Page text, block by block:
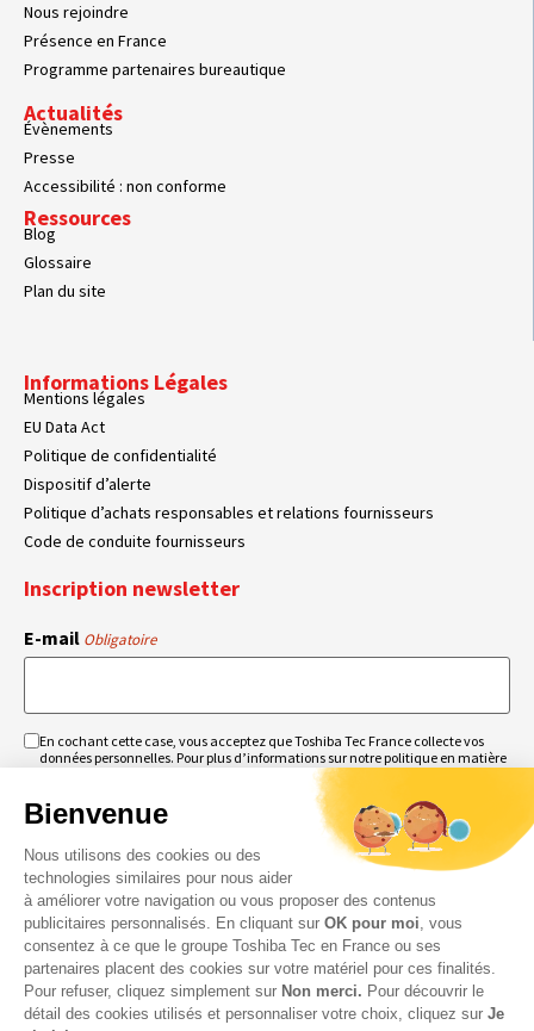
Nous rejoindre
Présence en France
Programme partenaires bureautique
Actualités
Évènements
Presse
Accessibilité : non conforme
Ressources
Blog
Glossaire
Plan du site
Informations Légales
Mentions légales
EU Data Act
Politique de confidentialité
Dispositif d’alerte
Politique d’achats responsables et relations fournisseurs
Code de conduite fournisseurs
Inscription newsletter
E-mail Obligatoire
RGPD
Obligatoire
En cochant cette case, vous acceptez que Toshiba Tec France collecte vos
données personnelles. Pour plus d’informations sur notre politique en matière
de données personnelles,cliquez ici.Obligatoire
Bienvenue
Nous utilisons des cookies ou des
technologies similaires pour nous aider
à améliorer votre navigation ou vous proposer des contenus
publicitaires personnalisés. En cliquant sur OK pour moi , vous
consentez à ce que le groupe Toshiba Tec en France ou ses
partenaires placent des cookies sur votre matériel pour ces finalités.
Pour refuser, cliquez simplement sur Non merci. Pour découvrir le
détail des cookies utilisés et personnaliser votre choix, cliquez sur Je